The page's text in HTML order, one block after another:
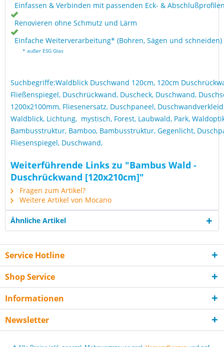
Einfassen & Verbinden mit passenden Eck- &
Renovieren ohne Schmutz und Lärm
Einfache Weiterverarbeitung* (Bohren, Sägen und schneiden)
* außer ESG Glas
Suchbegriffe:Waldblick Duschwand 120cm, 120cm
Fließenspiegel, Duschrückwand, Duscheck, Duschwand,
1200x2100mm, Fliesenersatz, Duschpaneel,
Waldblick, Lichtung, mystisch, Forest, Laubwald, Park,
Bambusstruktur, Bamboo, Bambusstruktur, Gegenlicht,
Fliesenspiegel, Duschwand,
Weiterführende Links zu "Bambus Wald -
Duschrückwand [120x210cm]"
Fragen zum Artikel?
Weitere Artikel von Mocano
Ähnliche Artikel
Service Hotline
Shop Service
Informationen
Newsletter